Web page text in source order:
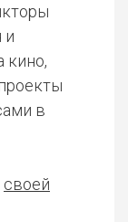
и
кино,
в
своей